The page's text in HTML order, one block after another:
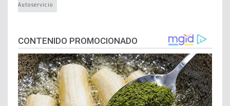
Autoservicio
CONTENIDO PROMOCIONADO